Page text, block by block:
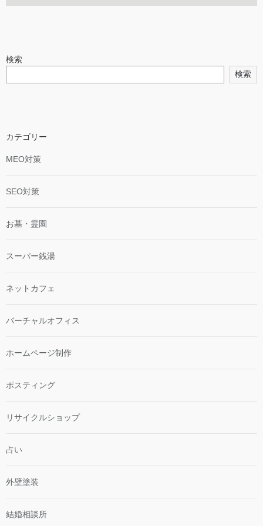
検索
検索
カテゴリー
MEO対策
SEO対策
お墓・霊園
スーパー銭湯
ネットカフェ
バーチャルオフィス
ホームページ制作
ポスティング
リサイクルショップ
占い
外壁塗装
結婚相談所